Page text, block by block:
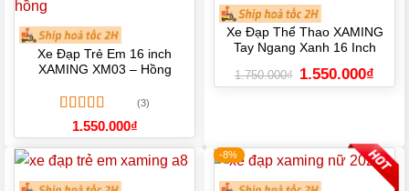
Xe Đạp Trẻ Em 16 inch
XAMING XM03 – Hồng
Được xếp
hạng5.005
sao
(3)
1.550.000₫
Xe Đạp Thể Thao XAMING
Tay Ngang Xanh 16 Inch
1.750.000₫ Giá
gốc
1.550.000₫
hiện
-8%